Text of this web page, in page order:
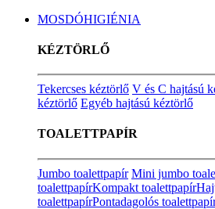
MOSDÓHIGIÉNIA
KÉZTÖRLŐ
Tekercses kéztörlő V és C hajtású
kéztörlő Egyéb hajtású kéztörlő
TOALETTPAPÍR
Jumbo toalettpapír Mini jumbo
toalettpapírKompakt toalettpapír
toalettpapírPontadagolós